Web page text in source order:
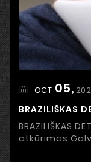
OCT 05,
BRAZILIŠKAS
BRAZILIŠKAS
atkūrimas Galvos odos šveitimo nuotrauka